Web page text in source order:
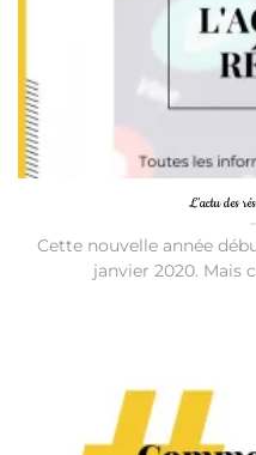
L’actu des
Cette nouvelle année
janvier 2020. Mais